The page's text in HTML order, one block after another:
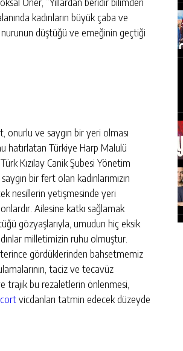
kadınların büyük çaba ve
düştüğü ve emeğinin geçtiği
onurlu ve saygın bir yeri olması
hatırlatan Türkiye Harp Malulü
Kızılay Canik Şubesi Yönetim
bir fert olan kadınlarımızın
nesillerin yetişmesinde yeri
Ailesine katkı sağlamak
gözyaşlarıyla, umudun hiç eksik
milletimizin ruhu olmuştur.
gördüklerinden bahsetmemiz
taciz ve tecavüz
trajik bu rezaletlerin önlenmesi,
vicdanları tatmin edecek düzeyde